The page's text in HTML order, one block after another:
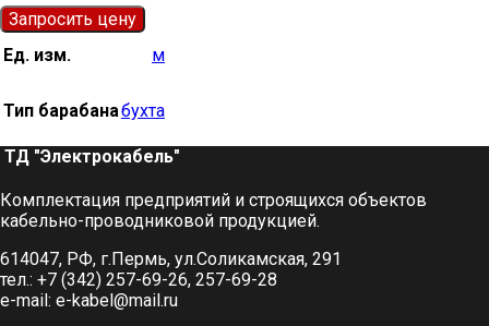
Запросить цену
Ед. изм.
м
Тип барабанабухта
ТД "Электрокабель"​
Комплектация предприятий и строящихся объектов
кабельно-проводниковой продукцией.
614047, РФ, г.Пермь, ул.Соликамская, 291
тел.: +7 (342) 257-69-26, 257-69-28
e-mail: e-kabel@mail.ru